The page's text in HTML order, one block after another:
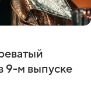
9-м выпуске